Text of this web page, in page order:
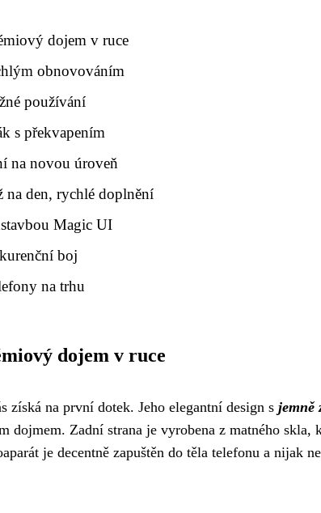
dojem v ruce
obnovováním
používání
s překvapením
na novou úroveň
na den, rychlé doplnění
Magic UI
boj
na trhu
dojem v ruce
získá na první dotek. Jeho elegantní design s jemně
dojmem. Zadní strana je vyrobena z matného skla,
je decentně zapuštěn do těla telefonu a nijak